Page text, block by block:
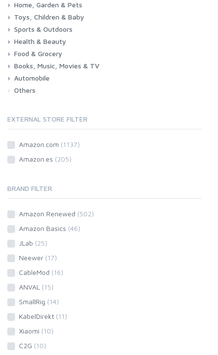
Woman
Man
Girl
Boy
Home, Garden & Pets
Kitchen
Bedroom
Living Room
Garden
Lightning
DIY
Pets
Toys, Children & Baby
Toys & Games
Baby
Sports & Outdoors
Fitness
Running
Cycling
Camping & Hiking
Health & Beauty
Health
Beauty & Personal care
Food & Grocery
Grocery
Drink
Books, Music, Movies & TV
Books
Music
Movies & Series TV
Automobile
Car
Motorbike
Others
EXTERNAL STORE FILTER
Amazon.com (1137)
Amazon.es (205)
BRAND FILTER
Amazon Renewed (502)
Amazon Basics (46)
JLab (25)
Neewer (17)
CableMod (16)
ANVAL (15)
SmallRig (14)
KabelDirekt (11)
Xiaomi (10)
C2G (10)